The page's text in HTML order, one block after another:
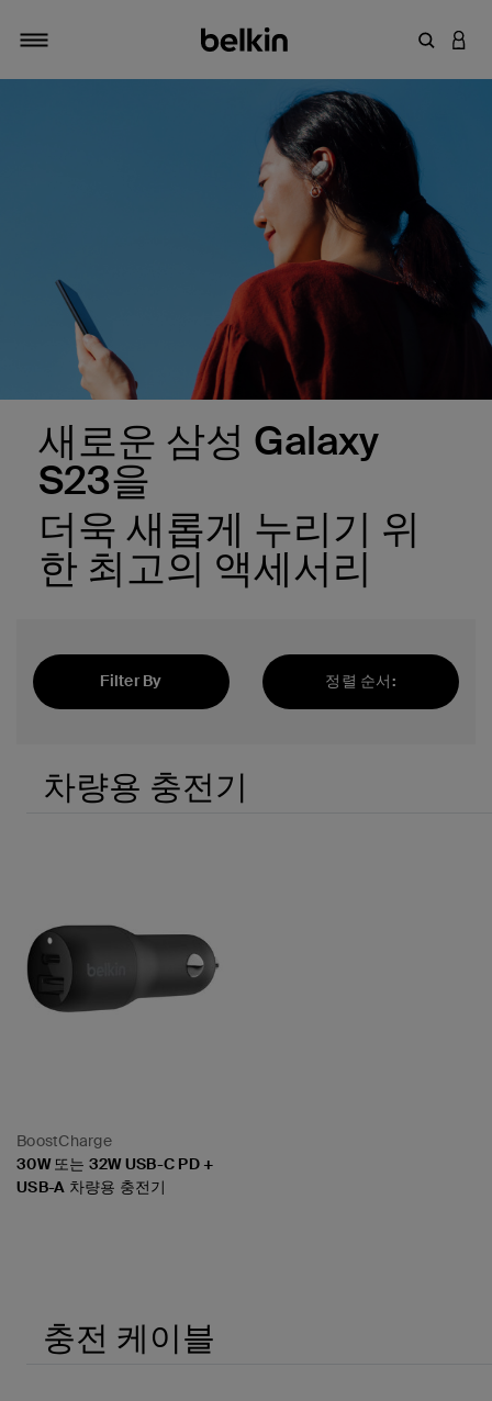
탐색 설정/해제
키워드
새로운 삼성 Galaxy
S23을
더욱 새롭게 누리기 위
한 최고의 액세서리
Filter By
정렬 순서:
차량용 충전기
BoostCharge
30W 또는 32W USB-C PD +
USB-A 차량용 충전기
충전 케이블